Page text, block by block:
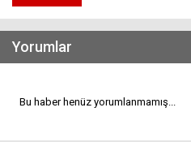
Yorumlar
Bu haber henüz yorumlanmamış...